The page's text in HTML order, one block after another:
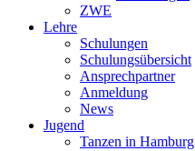
ZWE
Lehre
Schulungen
Schulungsübersicht
Ansprechpartner
Anmeldung
News
Jugend
Tanzen in Hamburg